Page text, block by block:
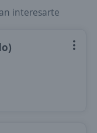
interesarte